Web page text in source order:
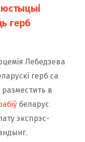
юстыцыі
герб
Лебедзева
герб са
в
беларус
экспрэс-